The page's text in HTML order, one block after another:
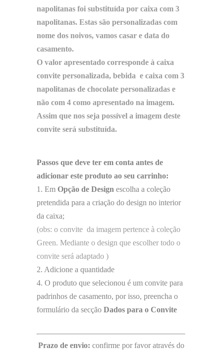
napolitanas foi substituída por caixa com 3
napolitanas. Estas são personalizadas com
nome dos noivos, vamos casar e data do
casamento.
O valor apresentado corresponde à caixa
convite personalizada, bebida e caixa com 3
napolitanas de chocolate personalizadas e
não com 4 como apresentado na imagem.
Assim que nos seja possível a imagem deste
convite será substituída.
Passos que deve ter em conta antes de
adicionar este produto ao seu carrinho:
1. Em Opção de Design escolha a coleção
pretendida para a criação do design no interior
da caixa;
(obs: o convite da imagem pertence à coleção
Green. Mediante o design que escolher todo o
convite será adaptado )
2. Adicione a quantidade
4. O produto que selecionou é um convite para
padrinhos de casamento, por isso, preencha o
formulário da secção Dados para o Convite
Prazo de envio: confirme por favor através do